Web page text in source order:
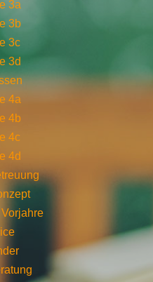
3a
3b
3c
3d
4a
4b
4c
4d